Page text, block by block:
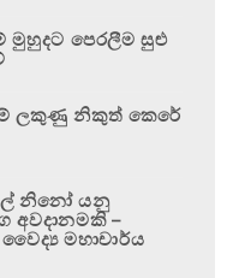
මුහුදට පෙරලීම සුළු
ලකුණු නිකුත් කෙරේ
නිනෝ යනු
අවදානමකි –
මහාචාර්ය